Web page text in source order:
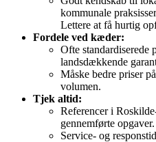
kommunale
Lettere at få hurtig
Fordele ved kæder:
Ofte standardiserede
landsdækkende
Måske bedre priser
volumen.
Tjek altid:
Referencer i
gennemførte opgaver.
Service‑ og